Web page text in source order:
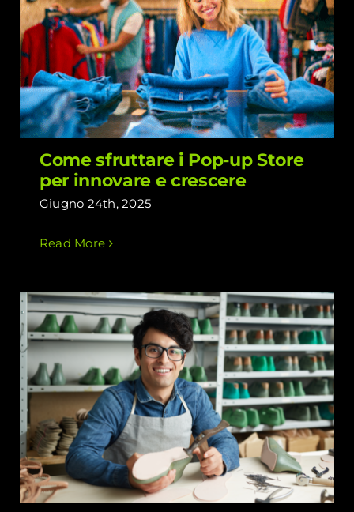
Come sfruttare i Pop-up Store per
innovare e crescere
Come sfruttare i Pop-up Store
per innovare e crescere
Giugno 24th, 2025
Read More
Calzolai: strategie per attirare clienti
nella propria zona